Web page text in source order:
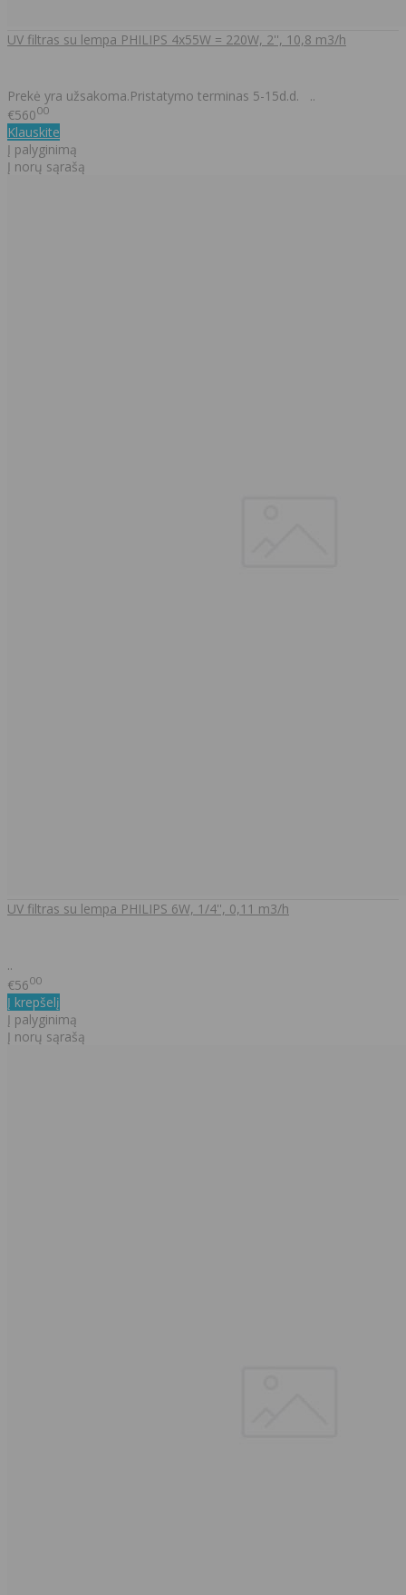
UV filtras su lempa PHILIPS 4x55W = 220W, 2'', 10,8 m3/h
Prekė yra užsakoma.Pristatymo terminas 5-15d.d. ..
€56000
Klauskite
Į palyginimą
Į norų sąrašą
UV filtras su lempa PHILIPS 6W, 1/4'', 0,11 m3/h
..
€5600
Į krepšelį
Į palyginimą
Į norų sąrašą